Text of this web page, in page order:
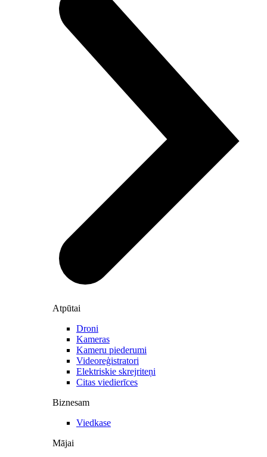
Atpūtai
Droni
Kameras
Kameru piederumi
Videoreģistratori
Elektriskie skrejriteņi
Citas viedierīces
Biznesam
Viedkase
Mājai